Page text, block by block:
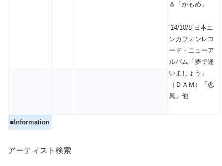
＆「かもめ」
‘14/10/8 日本エ
ンカフォンレコ
ード・ニューア
ルバム「夢で逢
いましょう」
（ＤＡＭ）「恋
風」他
■Information
アーティスト検索